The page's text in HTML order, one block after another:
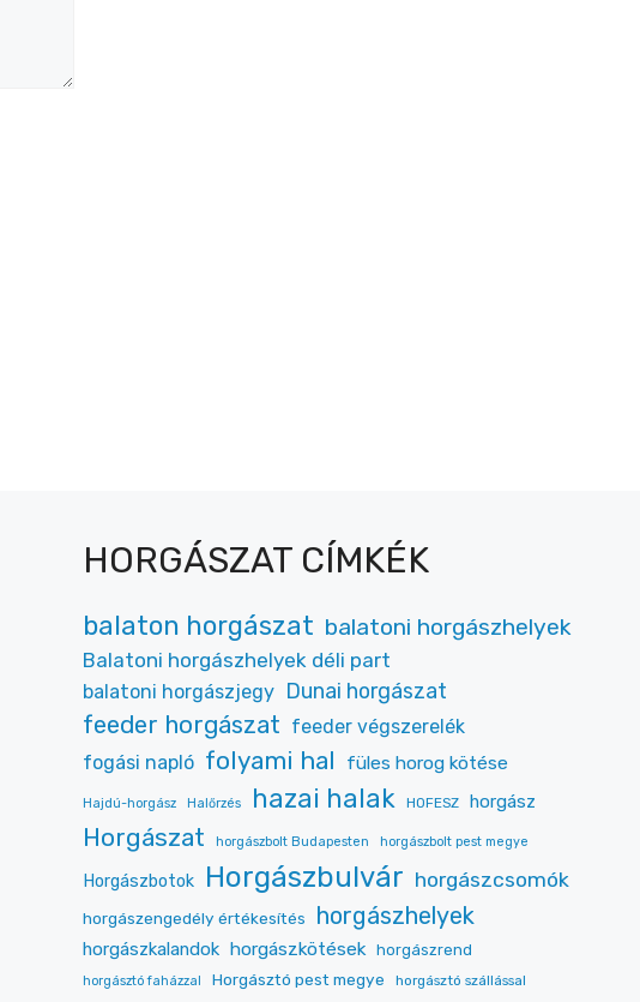
HORGÁSZAT CÍMKÉK
balaton horgászat balatoni horgászhelyek
Balatoni horgászhelyek déli part
balatoni horgászjegy Dunai horgászat
feeder horgászat feeder végszerelék
fogási napló folyami hal füles horog kötése
Hajdú-horgász Halőrzés hazai halak HOFESZ horgász
Horgászat horgászbolt Budapesten horgászbolt pest megye
Horgászbotok Horgászbulvár horgászcsomók
horgászengedély értékesítés horgászhelyek
horgászkalandok horgászkötések horgászrend
horgásztó faházzal Horgásztó pest megye horgásztó szállással